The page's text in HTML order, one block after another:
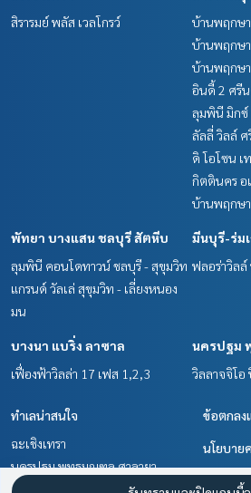
สิรารมย์ พลัส เวลโกรว์
บ้านพฤกษ
บ้านพฤกษา
บ้านพฤกษ
อินดี้ 2 ศรี
ลุมพินี มิกซ์
ลัลลี่ วิลล์
ดิ โอโซน เ
กิตตินคร อ
บ้านพฤกษา
พัทยา บางแสน ชลบุรี สัตหีบ
ลุมพินี คอนโดทาวน์ ชลบุรี - สุขุมวิท
แกรนด์ วัลเล่ สุขุมวิท - เลี่ยงหนอง
มน
มีนบุรี-ร่ม
ฟลอร่าวิล
บางนา แบริ่ง ลาซาล
เฟื่องฟ้าวิลล่า 17 เฟส 1,2,3
นครปฐม
วิลลาจจิโอ
ทำเลน่าสนใจ
ฉะเชิงเทรา
นครปฐม พุทธมณฑล ศาลายา
พัทยา บางแสน ชลบุรี สัตหีบ
ข้อตกลง
นโยบาย
เกี่ยวกับเ